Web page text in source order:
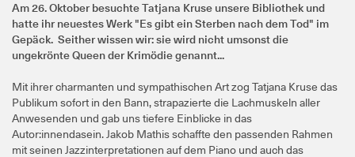
Am 26. Oktober besuchte Tatjana Kruse unsere Bibliothek und
hatte ihr neuestes Werk "Es gibt ein Sterben nach dem Tod" im
Gepäck. Seither wissen wir: sie wird nicht umsonst die
ungekrönte Queen der Krimödie genannt...
Mit ihrer charmanten und sympathischen Art zog Tatjana Kruse das
Publikum sofort in den Bann, strapazierte die Lachmuskeln aller
Anwesenden und gab uns tiefere Einblicke in das
Autor:innendasein. Jakob Mathis schaffte den passenden Rahmen
mit seinen Jazzinterpretationen auf dem Piano und auch das